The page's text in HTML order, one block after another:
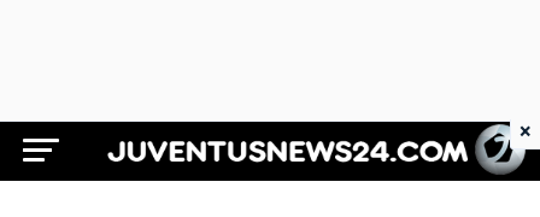
Juventus News 24
×